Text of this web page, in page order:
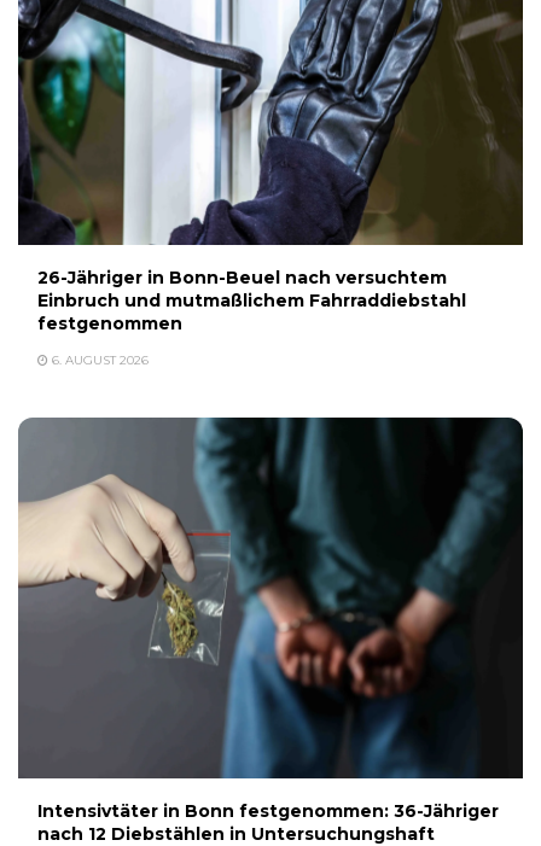
26-Jähriger in Bonn-Beuel nach versuchtem
Einbruch und mutmaßlichem Fahrraddiebstahl
festgenommen
6. AUGUST 2026
Intensivtäter in Bonn festgenommen: 36-Jähriger
nach 12 Diebstählen in Untersuchungshaft